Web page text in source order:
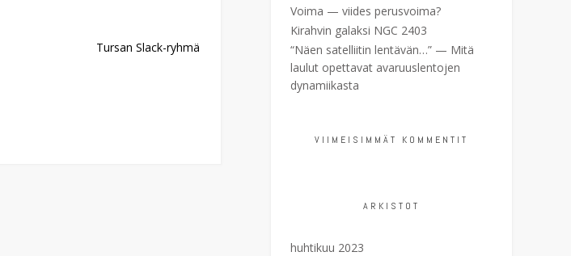
Tursan Slack-ryhmä
Voima — viides perusvoima?
Kirahvin galaksi NGC 2403
“Näen satelliitin lentävän…” — Mitä
laulut opettavat avaruuslentojen
dynamiikasta
VIIMEISIMMÄT KOMMENTIT
ARKISTOT
huhtikuu 2023